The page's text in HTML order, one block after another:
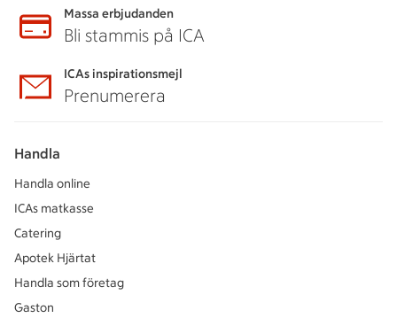
Massa erbjudanden
Bli stammis på ICA
ICAs inspirationsmejl
Prenumerera
Handla
Handla online
ICAs matkasse
Catering
Apotek Hjärtat
Handla som företag
Gaston